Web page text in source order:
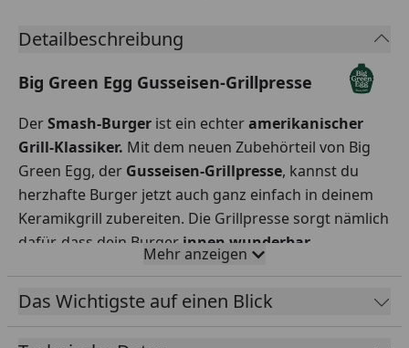
Detailbeschreibung
Big Green Egg Gusseisen-Grillpresse
DerSmash-Burger ist ein echteramerikanischer
Grill-Klassiker. Mit dem neuen Zubehörteil von Big
Green Egg, der Gusseisen-Grillpresse, kannst du
herzhafte Burger jetzt auch ganz einfach in deinem
Keramikgrill zubereiten. Die Grillpresse sorgt nämlich
dafür, dass dein Burger innen wunderbar
bleibt, zugleich aberaußen besonders
knusprig wird.
Mehr anzeigen
Das Wichtigste auf einen Blick